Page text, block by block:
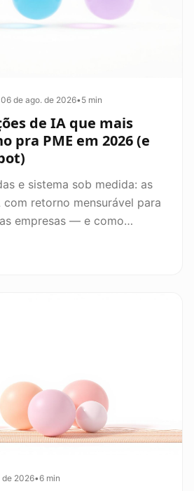
06 de ago. de 2026•5 min
de IA que mais
pra PME em 2026 (e
e sistema sob medida: as
retorno mensurável para
empresas — e como
de 2026•6 min